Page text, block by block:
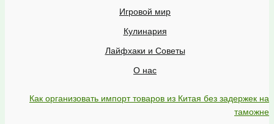
Игровой мир
Кулинария
Лайфхаки и Советы
О нас
Как организовать импорт товаров из Китая без задержек на
таможне